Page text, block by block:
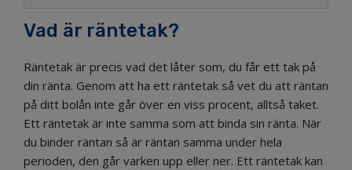
Vad är räntetak?
Räntetak är precis vad det låter som, du får ett tak på
din ränta. Genom att ha ett räntetak så vet du att räntan
på ditt bolån inte går över en viss procent, alltså taket.
Ett räntetak är inte samma som att binda sin ränta. När
du binder räntan så är räntan samma under hela
perioden, den går varken upp eller ner. Ett räntetak kan